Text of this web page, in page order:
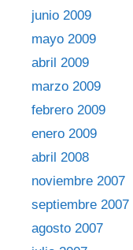
junio 2009
mayo 2009
abril 2009
marzo 2009
febrero 2009
enero 2009
abril 2008
noviembre 2007
septiembre 2007
agosto 2007